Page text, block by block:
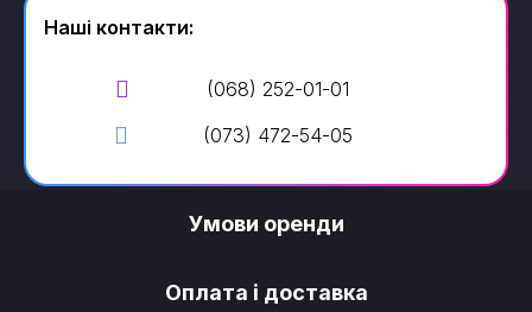
Наші контакти:
(068) 252-01-01
(073) 472-54-05
Умови оренди
Оплата і доставка